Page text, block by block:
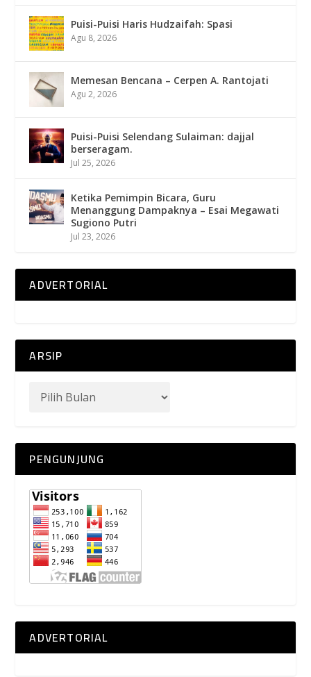
Puisi-Puisi Haris Hudzaifah: Spasi
Agu 8, 2026
Memesan Bencana – Cerpen A. Rantojati
Agu 2, 2026
Puisi-Puisi Selendang Sulaiman: dajjal
berseragam.
Jul 25, 2026
Ketika Pemimpin Bicara, Guru
Menanggung Dampaknya – Esai Megawati
Sugiono Putri
Jul 23, 2026
ADVERTORIAL
ARSIP
PENGUNJUNG
ADVERTORIAL